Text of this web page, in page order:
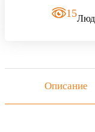
15
Описание